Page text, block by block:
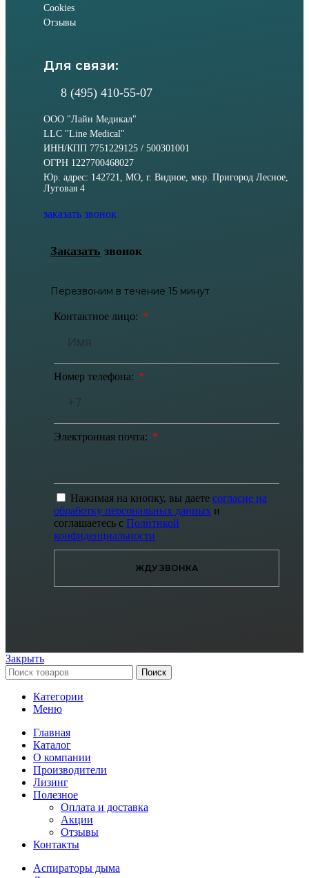
Cookies
Отзывы
Для связи:
8 (495) 410-55-07
ООО "Лайн Медикал"
LLC "Line Medical"
ИНН/КПП 7751229125 / 500301001
ОГРН 1227700468027
Юр. адрес: 142721, МО, г. Видное, мкр. Пригород Лесное,
Луговая 4
заказать звонок
Контактное лицо:
Номер телефона:
Электронная почта:
Нажимая на кнопку, вы даете согласие на
обработку персональных данных и
соглашаетесь с Политикой
конфиденциальности
ЖДУ ЗВОНКА
Перезвоним в течение 15 минут
Заказать звонок
Закрыть
Поиск
Категории
Меню
Главная
Каталог
О компании
Производители
Лизинг
Полезное
Оплата и доставка
Акции
Отзывы
Контакты
Аспираторы дыма